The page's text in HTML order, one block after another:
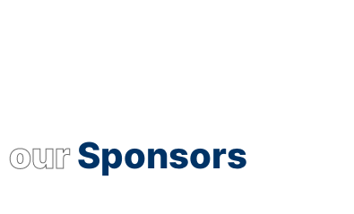
ourSponsors